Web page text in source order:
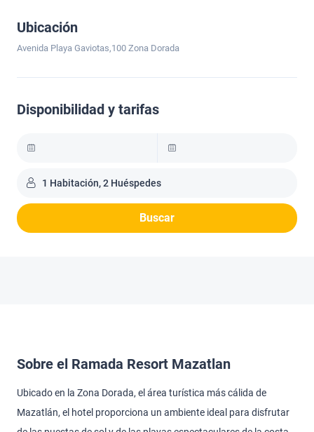
Ubicación
Avenida Playa Gaviotas,100 Zona Dorada
Disponibilidad y tarifas
1 Habitación, 2 Huéspedes
Buscar
Sobre el Ramada Resort Mazatlan
Ubicado en la Zona Dorada, el área turística más cálida de
Mazatlán, el hotel proporciona un ambiente ideal para disfrutar